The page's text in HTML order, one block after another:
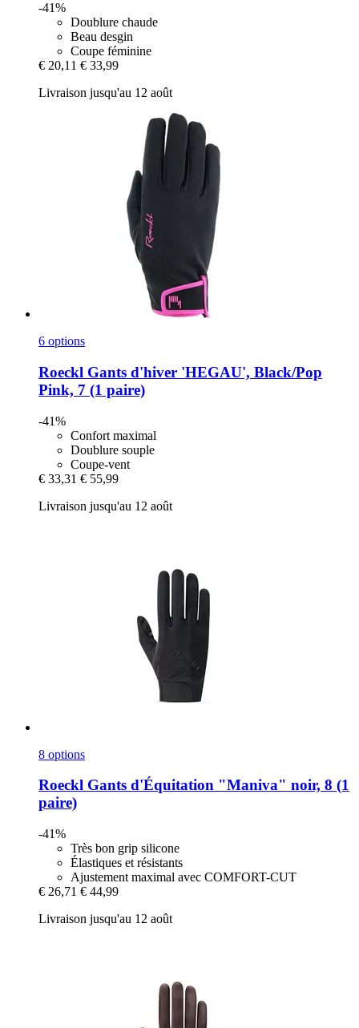
-41%
Doublure chaude
Beau desgin
Coupe féminine
€ 20,11 € 33,99
Livraison jusqu'au 12 août
6 options
Roeckl Gants d'hiver 'HEGAU', Black/Pop
Pink, 7 (1 paire)
-41%
Confort maximal
Doublure souple
Coupe-vent
€ 33,31 € 55,99
Livraison jusqu'au 12 août
8 options
Roeckl Gants d'Équitation "Maniva" noir, 8 (1
paire)
-41%
Très bon grip silicone
Élastiques et résistants
Ajustement maximal avec COMFORT-CUT
€ 26,71 € 44,99
Livraison jusqu'au 12 août